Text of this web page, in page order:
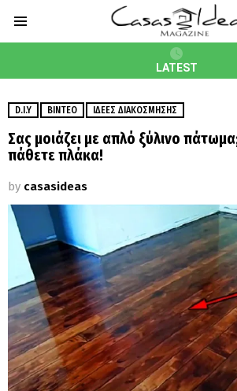
LATEST
D.I.Y ΒΊΝΤΕΟ ΙΔΈΕΣ ΔΙΑΚΌΣΜΗΣΗΣ
Σας μοιάζει με απλό ξύλινο
πάθετε πλάκα!
by casasideas